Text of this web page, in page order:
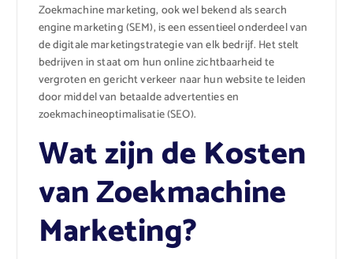
Zoekmachine marketing, ook wel bekend als search
engine marketing (SEM), is een essentieel onderdeel van
de digitale marketingstrategie van elk bedrijf. Het stelt
bedrijven in staat om hun online zichtbaarheid te
vergroten en gericht verkeer naar hun website te leiden
door middel van betaalde advertenties en
zoekmachineoptimalisatie (SEO).
Wat zijn de Kosten
van Zoekmachine
Marketing?